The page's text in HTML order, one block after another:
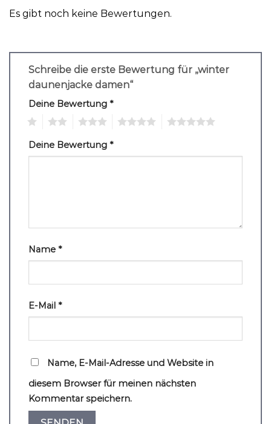
Es gibt noch keine Bewertungen.
Schreibe die erste Bewertung für „winter
daunenjacke damen“
Deine Bewertung *
Deine Bewertung *
Name *
E-Mail *
Name, E-Mail-Adresse und Website in
diesem Browser für meinen nächsten
Kommentar speichern.